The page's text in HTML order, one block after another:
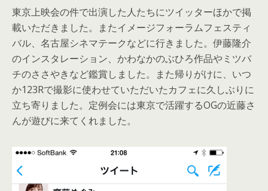
東京上映会の件で出演した人たちにツイッターほかで掲
載いただきました。またイメージフォーラムフェスティ
バル、名古屋シネマテークなどに行きました。伊藤隆介
のインスタレーション、かわなかのぶひろ作品やミツバ
チのささやきなど鑑賞しました。また帰りがけに、いつ
か123Rで撮影に使わせていただいたカフェに久しぶりに
立ち寄りました。定例会には東京で活躍するOGの近藤さ
んが遊びに来てくれました。